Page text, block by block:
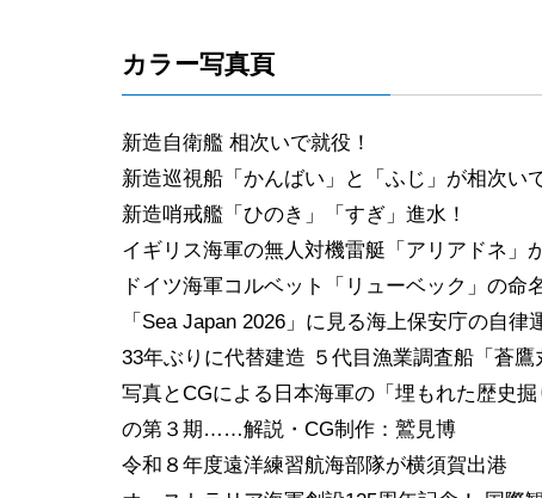
カラー写真頁
新造自衛艦 相次いで就役！
新造巡視船「かんばい」と「ふじ」が相次い
新造哨戒艦「ひのき」「すぎ」進水！
イギリス海軍の無人対機雷艇「アリアドネ」
ドイツ海軍コルベット「リューベック」の命
「Sea Japan 2026」に見る海上保安庁の自
33年ぶりに代替建造 ５代目漁業調査船「蒼
写真とCGによる日本海軍の「埋もれた歴史
の第３期……解説・CG制作：鷲見博
令和８年度遠洋練習航海部隊が横須賀出港